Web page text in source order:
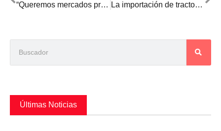
“Queremos mercados previsibles y un precio justo para la carne” La importación de tractores y cosechadoras se mantiene con variación positiva
Últimas Noticias